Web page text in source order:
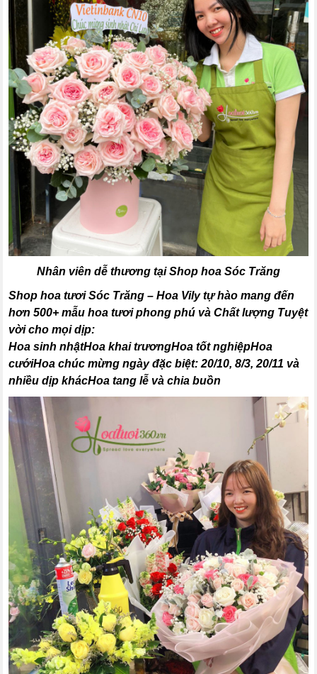
Nhân viên dễ thương tại Shop hoa Sóc Trăng
Shop hoa tươi Sóc Trăng – Hoa Vily tự hào mang đến
hơn 500+ mẫu hoa tươi phong phú và Chất lượng Tuyệt
vời cho mọi dịp:
Hoa sinh nhậtHoa khai trươngHoa tốt nghiệpHoa
cướiHoa chúc mừng ngày đặc biệt: 20/10, 8/3, 20/11 và
nhiều dịp khácHoa tang lễ và chia buồn